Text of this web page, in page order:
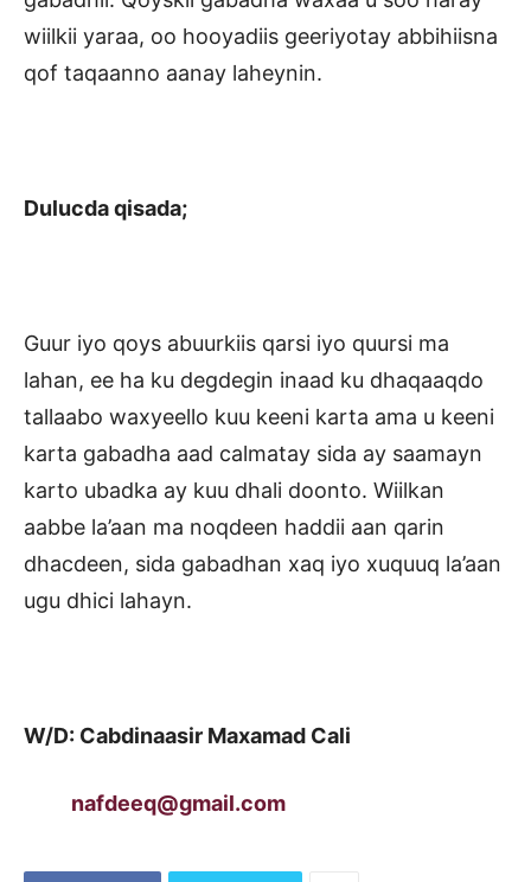
wiilkii yaraa, oo hooyadiis geeriyotay abbihiisna
qof taqaanno aanay laheynin.
Dulucda qisada;
Guur iyo qoys abuurkiis qarsi iyo quursi ma
lahan, ee ha ku degdegin inaad ku dhaqaaqdo
tallaabo waxyeello kuu keeni karta ama u keeni
karta gabadha aad calmatay sida ay saamayn
karto ubadka ay kuu dhali doonto. Wiilkan
aabbe la’aan ma noqdeen haddii aan qarin
dhacdeen, sida gabadhan xaq iyo xuquuq la’aan
ugu dhici lahayn.
W/D: Cabdinaasir Maxamad Cali
nafdeeq@gmail.com